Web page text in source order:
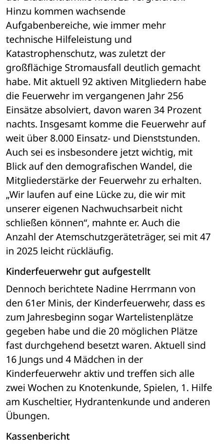
Hinzu kommen wachsende
Aufgabenbereiche, wie immer mehr
technische Hilfeleistung und
Katastrophenschutz, was zuletzt der
großflächige Stromausfall deutlich gemacht
habe. Mit aktuell 92 aktiven Mitgliedern habe
die Feuerwehr im vergangenen Jahr 256
Einsätze absolviert, davon waren 34 Prozent
nachts. Insgesamt komme die Feuerwehr auf
weit über 8.000 Einsatz- und Dienststunden.
Auch sei es insbesondere jetzt wichtig, mit
Blick auf den demografischen Wandel, die
Mitgliederstärke der Feuerwehr zu erhalten.
„Wir laufen auf eine Lücke zu, die wir mit
unserer eigenen Nachwuchsarbeit nicht
schließen können“, mahnte er. Auch die
Anzahl der Atemschutzgeräteträger, sei mit 47
in 2025 leicht rückläufig.
Kinderfeuerwehr gut aufgestellt
Dennoch berichtete Nadine Herrmann von
den 61er Minis, der Kinderfeuerwehr, dass es
zum Jahresbeginn sogar Wartelistenplätze
gegeben habe und die 20 möglichen Plätze
fast durchgehend besetzt waren. Aktuell sind
16 Jungs und 4 Mädchen in der
Kinderfeuerwehr aktiv und treffen sich alle
zwei Wochen zu Knotenkunde, Spielen, 1. Hilfe
am Kuscheltier, Hydrantenkunde und anderen
Übungen.
Kassenbericht